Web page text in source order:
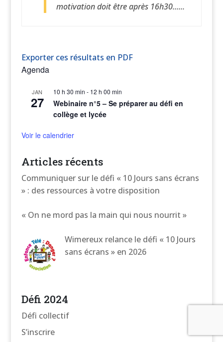
motivation doit être après 16h30......
Exporter ces résultats en PDF
Agenda
JAN
27
10 h 30 min - 12 h 00 min
Webinaire n°5 – Se préparer au défi en
collège et lycée
Voir le calendrier
Articles récents
Communiquer sur le défi « 10 Jours sans écrans
» : des ressources à votre disposition
« On ne mord pas la main qui nous nourrit »
Wimereux relance le défi « 10 Jours
sans écrans » en 2026
Défi 2024
Défi collectif
S’inscrire